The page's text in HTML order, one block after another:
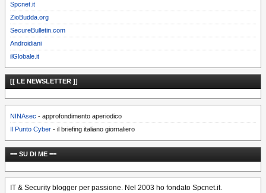
Spcnet.it
ZioBudda.org
SecureBulletin.com
Androidiani
ilGlobale.it
[[ LE NEWSLETTER ]]
NINAsec - approfondimento aperiodico
Il Punto Cyber - il briefing italiano giornaliero
== SU DI ME ==
IT & Security blogger per passione. Nel 2003 ho fondato Spcnet.it.